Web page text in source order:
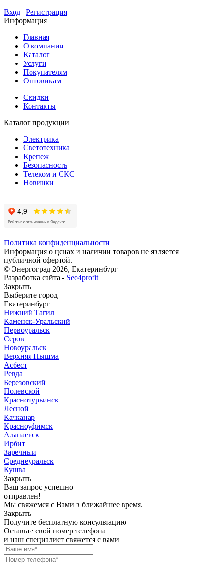
Вход | Регистрация
Информация
Главная
О компании
Каталог
Услуги
Покупателям
Оптовикам
Скидки
Контакты
Каталог продукции
Электрика
Светотехника
Крепеж
Безопасность
Телеком и СКС
Новинки
Политика конфиденциальности
Информация о ценах и наличии товаров не является
публичной офертой.
© Энергоград 2026, Екатеринбург
Разработка сайта - Seo4profit
Закрыть
Выберите город
Екатеринбург
Нижний Тагил
Каменск-Уральский
Первоуральск
Серов
Новоуральск
Верхняя Пышма
Асбест
Ревда
Березовский
Полевской
Краснотурьинск
Лесной
Качканар
Красноуфимск
Алапаевск
Ирбит
Заречный
Среднеуральск
Кушва
Закрыть
Ваш запрос успешно
отправлен!
Мы свяжемся с Вами в ближайшее время.
Закрыть
Получите бесплатную консультацию
Оставьте свой номер телефона
и наш специалист свяжется с вами